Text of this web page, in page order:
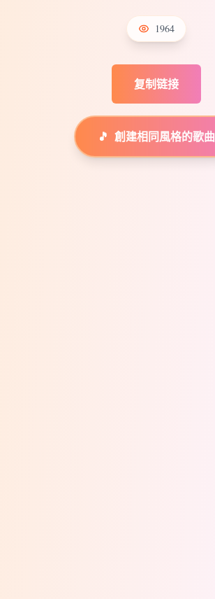
1964
复制链接
🎵 創建相同風格的歌曲